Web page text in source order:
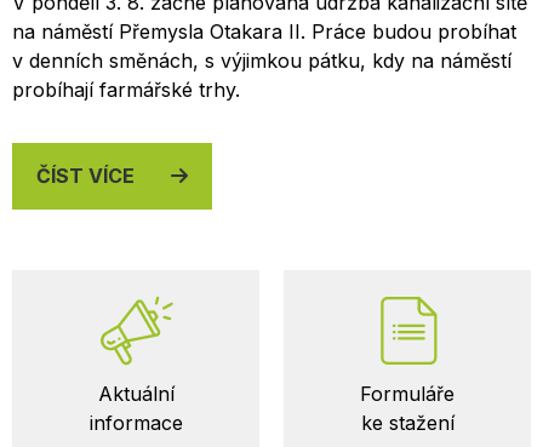
na náměstí Přemysla Otakara II. Práce budou probíhat
v denních směnách, s výjimkou pátku, kdy na náměstí
probíhají farmářské trhy.
ČÍST VÍCE
Důležité
odkazy
Aktuální
informace
Formuláře
ke stažení